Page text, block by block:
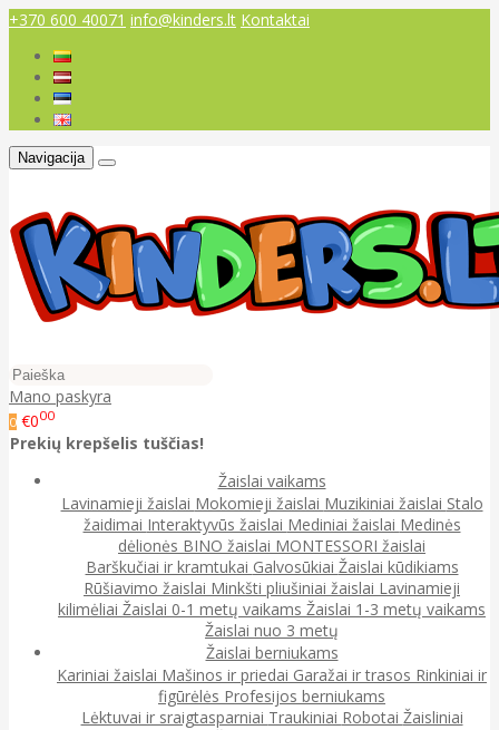
+370 600 40071 info@kinders.lt Kontaktai
Navigacija
Mano paskyra
0 €000
Prekių krepšelis tuščias!
Žaislai vaikams
Lavinamieji žaislai Mokomieji žaislai Muzikiniai žaislai Stalo
žaidimai Interaktyvūs žaislai Mediniai žaislai Medinės
dėlionės BINO žaislai MONTESSORI žaislai
Barškučiai ir kramtukai Galvosūkiai Žaislai kūdikiams
Rūšiavimo žaislai Minkšti pliušiniai žaislai Lavinamieji
kilimėliai Žaislai 0-1 metų vaikams Žaislai 1-3 metų vaikams
Žaislai nuo 3 metų
Žaislai berniukams
Kariniai žaislai Mašinos ir priedai Garažai ir trasos Rinkiniai ir
figūrėlės Profesijos berniukams
Lėktuvai ir sraigtasparniai Traukiniai Robotai Žaisliniai